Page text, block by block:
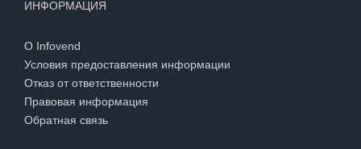
ИНФОРМАЦИЯ
О Infovend
Условия предоставления информации
Отказ от ответственности
Правовая информация
Обратная связь